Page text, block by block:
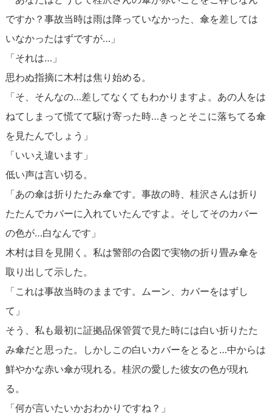
ですか？事故当時は雨は降っていなかった、傘を差しては
いなかったはずですが…」
「それは…」
思わぬ指摘に木村は焦り始める。
「そ、そんなの…差してなくてもわかりますよ。あの人をは
ねてしまって慌てて駆け寄った時…きっとそこに落ちてる傘
を見たんでしょう」
「いいえ違います」
低い声は言い切る。
「あの傘は折りたたみ傘です。事故の時、桂沢さんは折り
たたんでカバーに入れていたんですよ。そしてそのカバー
の色が…白なんです」
木村は目を見開く。私は警部の合図で実物の折り畳み傘を
取り出して示した。
「これは事故当時のままです。ムーン、カバーをはずし
て」
そう、私も最初に証拠品保管質で見た時には白い折りたた
み傘だと思った。しかしこの白いカバーをとると…中からは
鮮やかな赤い傘が現れる。桂沢の愛した彼女の色が現れ
る。
「何が言いたいかおわかりですね？」